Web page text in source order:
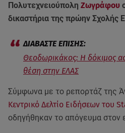
Πολυτεχνειούπολη Ζωγράφου
δικαστήρια της πρώην Σχολής
Θεοδωρικάκος: H δόκιμος
θέση στην ΕΛΑΣ
Σύμφωνα με το ρεπορτάζ της
Κεντρικό Δελτίο Ειδήσεων του
οδηγήθηκαν το απόγευμα στον